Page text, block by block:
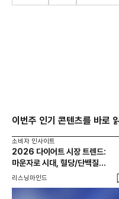
이번주 인기 콘텐츠를 바로
소비자 인사이트
2026 다이어트 시장 트렌드:
마운자로 시대, 혈당/단백질
카테고리의 새로운 기회
리스닝마인드